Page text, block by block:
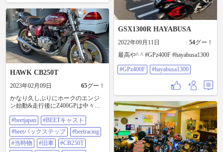
HAWK CB250T
2023年02月09日 65グー！
かなり久しぶりにホークのエンジ
ン始動&走行後にZ400GPは中々エ
カプってた挙句走ってもカブり気
味で参りましたぁ😱 マメに乗って
上げないとダメですね😅 また近い
内乗りたいと思います😊 #beetjapan
#beetキャスト #beetバックステップ
#beetjapan
#BEETキャスト
#beetバックステップ
#beetracing
#当時物
#旧車
#CB250T
GSX1300R HAYABUSA
2022年09月11日 54グー！
最高や^ ^ #GPz400F #hayabusa1300
#GPz400F #hayabusa1300